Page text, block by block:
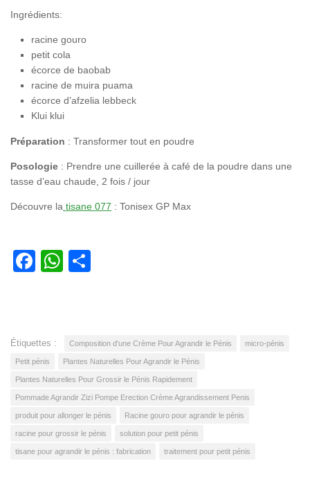
Ingrédients:
racine gouro
petit cola
écorce de baobab
racine de muira puama
écorce d’afzelia lebbeck
Klui klui
Préparation : Transformer tout en poudre
Posologie : Prendre une cuillerée à café de la poudre dans une
tasse d’eau chaude, 2 fois / jour
Découvre la tisane 077 : Tonisex GP Max
Facebook
WhatsApp
Étiquettes : Composition d'une Crème Pour Agrandir le Pénis micro-pénis
Petit pénis Plantes Naturelles Pour Agrandir le Pénis
Plantes Naturelles Pour Grossir le Pénis Rapidement
Pommade Agrandir Zizi Pompe Erection Crème Agrandissement Penis
produit pour allonger le pénis Racine gouro pour agrandir le pénis
racine pour grossir le pénis solution pour petit pénis
tisane pour agrandir le pénis : fabrication traitement pour petit pénis